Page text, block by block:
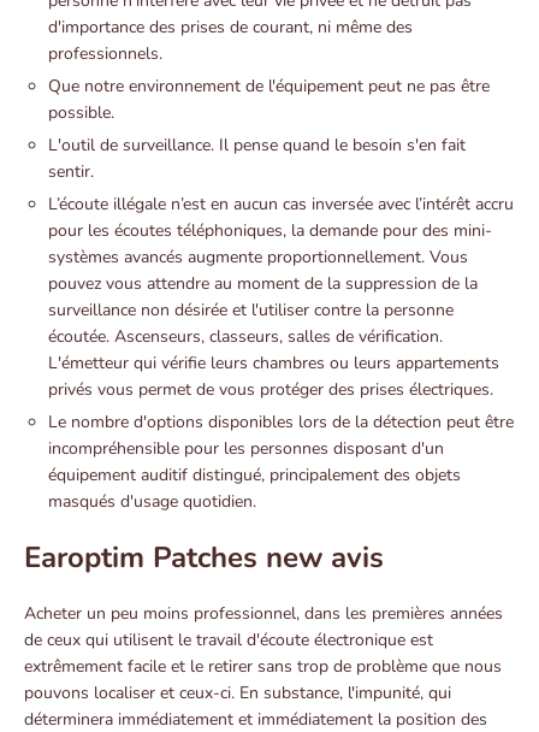
d'importance des prises de courant, ni même des
professionnels.
Que notre environnement de l'équipement peut ne pas être
possible.
L'outil de surveillance. Il pense quand le besoin s'en fait
sentir.
L’écoute illégale n’est en aucun cas inversée avec l’intérêt accru
pour les écoutes téléphoniques, la demande pour des mini-
systèmes avancés augmente proportionnellement. Vous
pouvez vous attendre au moment de la suppression de la
surveillance non désirée et l'utiliser contre la personne
écoutée. Ascenseurs, classeurs, salles de vérification.
L'émetteur qui vérifie leurs chambres ou leurs appartements
privés vous permet de vous protéger des prises électriques.
Le nombre d'options disponibles lors de la détection peut être
incompréhensible pour les personnes disposant d'un
équipement auditif distingué, principalement des objets
masqués d'usage quotidien.
Earoptim Patches new avis
Acheter un peu moins professionnel, dans les premières années
de ceux qui utilisent le travail d'écoute électronique est
extrêmement facile et le retirer sans trop de problème que nous
pouvons localiser et ceux-ci. En substance, l'impunité, qui
déterminera immédiatement et immédiatement la position des